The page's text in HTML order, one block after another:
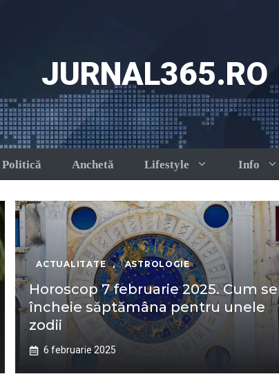
JURNAL365.RO
Politică Anchetă Lifestyle Info
ACTUALITATE , ASTROLOGIE
Horoscop 7 februarie 2025. Cum se
încheie săptămâna pentru unele
zodii
6 februarie 2025